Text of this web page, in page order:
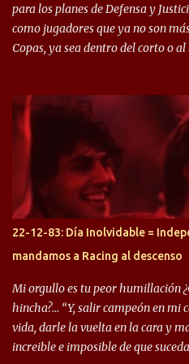
para los planes de Defensa y
como jugadores que ya no son
Copas, ya sea dentro del corto o
Halcón de Varela, como lo es
préstamo allí durante el último
gran manera, convirtiendo goles
copa sudamericana. Pero no
rendimiento que ha producido en
jugaron en Defensa y ahora
Gastón Togni y Domingo Blanco,
futbolísticamente hablando en el
ejemplo, el caso de Mingo llego a
Seleccionado Argentino,
mostrar en Independiente. En e...
22-12-83: Día Inolvidable =
mandamos a Racing al descenso
Mi orgullo es tu peor humillación
hincha?… “Y, salir campeón en mi
vida, darle la vuelta en la cara y
increible e imposible de que